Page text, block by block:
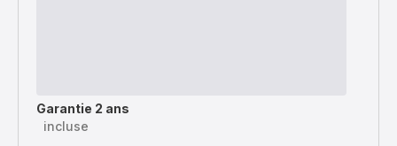
Garantie 2 ans
incluse